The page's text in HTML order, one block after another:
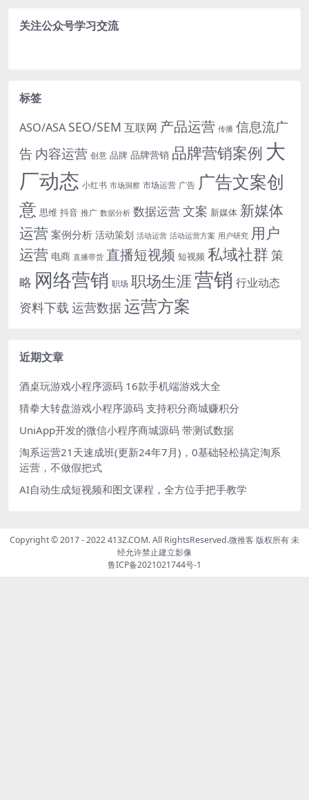
关注公众号学习交流
标签
ASO/ASA SEO/SEM 互联网 产品运营 传播 信息流广
告 内容运营 创意 品牌 品牌营销 品牌营销案例 大
厂动态 小红书 市场洞察 市场运营 广告 广告文案创
意 思维 抖音 推广 数据分析 数据运营文案 新媒体 新媒体
运营 案例分析 活动策划 活动运营 活动运营方案 用户研究 用户
运营 电商 直播带货 直播短视频 短视频 私域社群 策
略 网络营销 职场 职场生涯营销 行业动态
资料下载 运营数据运营方案
近期文章
酒桌玩游戏小程序源码 16款手机端游戏大全
猜拳大转盘游戏小程序源码 支持积分商城赚积分
UniApp开发的微信小程序商城源码 带测试数据
淘系运营21天速成班(更新24年7月)，0基础轻松搞定淘系
运营，不做假把式
AI自动生成短视频和图文课程，全方位手把手教学
Copyright © 2017 - 2022 413Z.COM. All RightsReserved.微推客 版权所有 未
经允许禁止建立影像
鲁ICP备2021021744号-1